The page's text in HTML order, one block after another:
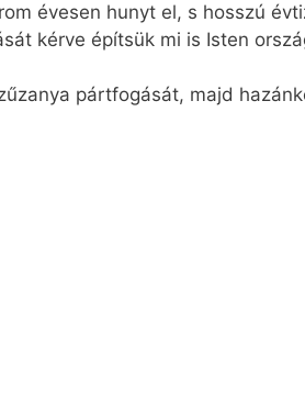
évesen hunyt el, s hosszú
kérve építsük mi is Isten
pártfogását, majd